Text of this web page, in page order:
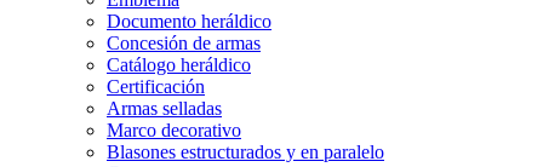
Documento heráldico
Concesión de armas
Catálogo heráldico
Certificación
Armas selladas
Marco decorativo
Blasones estructurados y en paralelo